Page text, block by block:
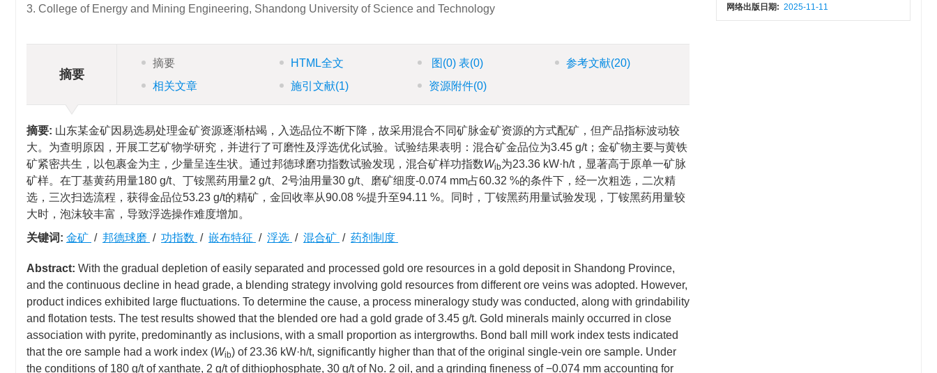
3. College of Energy and Mining Engineering, Shandong University of Science and Technology
摘要
摘要 HTML全文 图 (0)表(0) 参考文献(20)
相关文章
施引文献(1) 资源附件(0)
摘要: 山东某金矿因易选易处理金矿资源逐渐枯竭，入选品位不断下降，故采用混合不同矿脉金矿资源的方式配矿，但产品指标波动较
大。为查明原因，开展工艺矿物学研究，并进行了可磨性及浮选优化试验。试验结果表明：混合矿金品位为3.45 g/t；金矿物主要与黄铁
矿紧密共生，以包裹金为主，少量呈连生状。通过邦德球磨功指数试验发现，混合矿样功指数Wib为23.36 kW·h/t，显著高于原单一矿脉
矿样。在丁基黄药用量180 g/t、丁铵黑药用量2 g/t、2号油用量30 g/t、磨矿细度-0.074 mm占60.32 %的条件下，经一次粗选，二次精
选，三次扫选流程，获得金品位53.23 g/t的精矿，金回收率从90.08 %提升至94.11 %。同时，丁铵黑药用量试验发现，丁铵黑药用量较
大时，泡沫较丰富，导致浮选操作难度增加。
关键词: 金矿 / 邦德球磨 / 功指数 / 嵌布特征 / 浮选 / 混合矿 / 药剂制度
Abstract: With the gradual depletion of easily separated and processed gold ore resources in a gold deposit in Shandong Province,
and the continuous decline in head grade, a blending strategy involving gold resources from different ore veins was adopted. However,
product indices exhibited large fluctuations. To determine the cause, a process mineralogy study was conducted, along with grindability
and flotation tests. The test results showed that the blended ore had a gold grade of 3.45 g/t. Gold minerals mainly occurred in close
association with pyrite, predominantly as inclusions, with a small proportion as intergrowths. Bond ball mill work index tests indicated
that the ore sample had a work index (Wib) of 23.36 kW·h/t, significantly higher than that of the original single-vein ore sample. Under
the conditions of 180 g/t of xanthate, 2 g/t of dithiophosphate, 30 g/t of No. 2 oil, and a grinding fineness of −0.074 mm accounting for
网络出版日期: 2025-11-11